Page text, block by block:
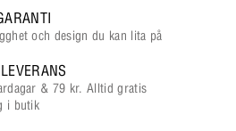
och design du kan lita på
& 79 kr. Alltid gratis
i butik